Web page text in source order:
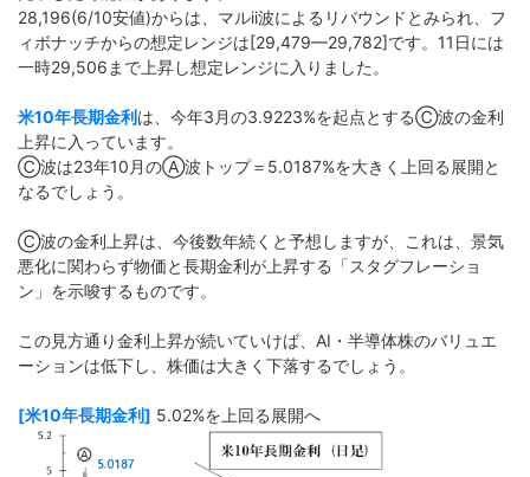
28,196(6/10安値)からは、マルii波によるリバウンドとみられ、フ
ィボナッチからの想定レンジは[29,479—29,782]です。11日には
一時29,506まで上昇し想定レンジに入りました。
米10年長期金利は、今年3月の3.9223%を起点とするⒸ波の金利
上昇に入っています。
Ⓒ波は23年10月のⒶ波トップ＝5.0187%を大きく上回る展開と
なるでしょう。
Ⓒ波の金利上昇は、今後数年続くと予想しますが、これは、景気
悪化に関わらず物価と長期金利が上昇する「スタグフレーショ
ン」を示唆するものです。
この見方通り金利上昇が続いていけば、AI・半導体株のバリュエ
ーションは低下し、株価は大きく下落するでしょう。
[米10年長期金利] 5.02%を上回る展開へ